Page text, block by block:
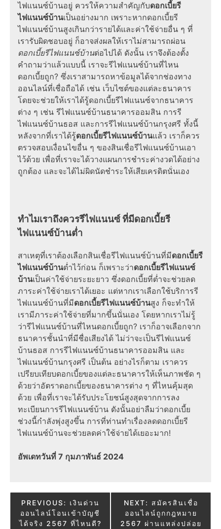
ไฟแนนซ์บ้านอยู่ ควรให้ความสำคัญกับดอกเบี้ยรี
ไฟแนนซ์บ้านเป็นอย่างมาก เพราะหากดอกเบี้ยรี
ไฟแนนซ์บ้านสูงเกินกว่ารายได้และค่าใช้จ่ายอื่น ๆ ที่
เรารับผิดชอบอยู่ ก็อาจส่งผลให้เราไม่สามารถผ่อน
ดอกเบี้ยรีไฟแนนซ์บ้านต่อไปได้ ดังนั้น เราจึงต้องตั้ง
คำถามว่าแล้วแบบนี้ เราจะรีไฟแนนซ์บ้านที่ไหน
ดอกเบี้ยถูก? ซึ่งเราสามารถหาข้อมูลได้จากช่องทาง
ออนไลน์ที่เชื่อถือได้ เช่น เว็บไซต์ของแต่ละธนาคาร
โดยจะช่วยให้เราได้รู้ดอกเบี้ยรีไฟแนนซ์จากธนาคาร
ต่าง ๆ เช่น รีไฟแนนซ์บ้านธนาคารออมสิน การรี
ไฟแนนซ์บ้านธอส และการรีไฟแนนซ์บ้านกรุงศรี ทั้งนี้
หลังจากที่เราได้รู้ดอกเบี้ยรีไฟแนนซ์บ้านแล้ว เราก็ควร
ตรวจสอบเงื่อนไขอื่น ๆ ของสินเชื่อรีไฟแนนซ์บ้านเอา
ไว้ด้วย เพื่อที่เราจะได้วางแผนการชำระค่างวดได้อย่าง
ถูกต้อง และจะได้ไม่ผิดนัดชำระให้เสียเครดิตนั่นเอง
ทำไมเราถึงควรรีไฟแนนซ์ ที่มีดอกเบี้ยรี
ไฟแนนซ์บ้านต่ำ
สาเหตุที่เราต้องเลือกสินเชื่อรีไฟแนนซ์บ้านที่มีดอกเบี้ยรี
ไฟแนนซ์บ้านต่ำไว้ก่อน ก็เพราะว่าดอกเบี้ยรีไฟแนนซ์
บ้านเป็นค่าใช้จ่ายระยะยาว ซึ่งดอกเบี้ยที่ต่ำจะช่วยลด
ภาระค่าใช้จ่ายเราได้เยอะ แต่หากเราเลือกใช้บริการรี
ไฟแนนซ์บ้านที่มีดอกเบี้ยรีไฟแนนซ์บ้านสูง ก็จะทำให้
เรามีภาระค่าใช้จ่ายที่มากขึ้นนั่นเอง โดยหากเราไม่รู้
ว่ารีไฟแนนซ์บ้านที่ไหนดอกเบี้ยถูก? เราก็อาจเลือกจาก
ธนาคารชั้นนำที่มีชื่อเสียงได้ ไม่ว่าจะเป็นรีไฟแนนซ์
บ้านธอส การรีไฟแนนซ์บ้านธนาคารออมสิน และ
ไฟแนนซ์บ้านกรุงศรี เป็นต้น อย่างไรก็ตาม เราควร
เปรียบเทียบดอกเบี้ยของแต่ละธนาคารให้เห็นภาพชัด ๆ
ด้วยว่าอัตราดอกเบี้ยของธนาคารต่าง ๆ ที่ไหนคุ้มสุด
ด้วย เพื่อที่เราจะได้รับประโยชน์สูงสุดจากการลง
ทะเบียนการรีไฟแนนซ์บ้าน ดังนั้นอย่าลืมว่าดอกเบี้ย
ช่วงนี้กำลังพุ่งสูงขึ้น การที่ท่านทำเรื่องลดดอกเบี้ยรี
ไฟแนนซ์บ้านจะช่วยลดค่าใช้จ่ายได้เยอะมาก!
อัพเดทวันที่ 7 กุมภาพันธ์ 2024
Post
navigation
PREVIOUS: เงินด่วน
ออนไลน์โอนเข้าบัญชี
ได้จริง 2567 ที่ไหนดี?
NEXT: สมัครสินเชื่อ
ออนไลน์ถูกกฎหมาย
2567 ผ่านแหล่งปล่อย